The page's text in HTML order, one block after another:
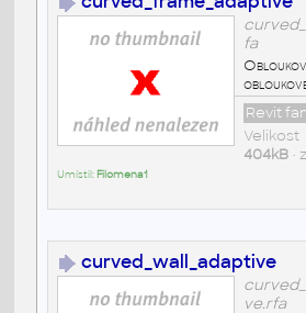
fa
Revit
Velikost
404kB•
Umístil: Filomena1
curved_wall_adaptive
ve.rfa